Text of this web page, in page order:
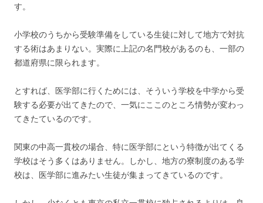
す。
小学校のうちから受験準備をしている生徒に対して地方で対抗
する術はあまりない。実際に上記の名門校があるのも、一部の
都道府県に限られます。
とすれば、医学部に行くためには、そういう学校を中学から受
験する必要が出てきたので、一気にここのところ情勢が変わっ
てきたているのです。
関東の中高一貫校の場合、特に医学部にという特徴が出てくる
学校はそう多くはありません。しかし、地方の寮制度のある学
校は、医学部に進みたい生徒が集まってきているのです。